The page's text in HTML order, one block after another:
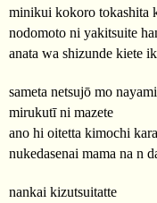
minikui kokoro tokashita
nodomoto ni yakitsuite
anata wa shizunde kiete
sameta netsujō mo
mirukutī ni mazete
ano hi oitetta kimochi kara
nukedasenai mama na n
nankai kizutsuitatte